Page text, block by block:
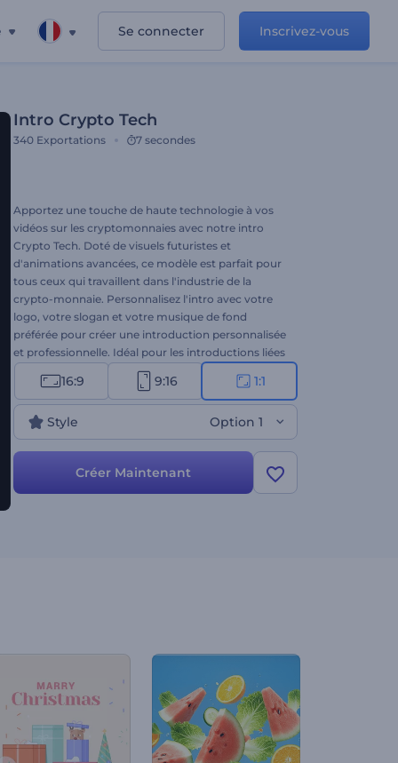
Se connecter Inscrivez-vous
Intro Crypto Tech
340 Exportations 7 secondes
Apportez une touche de haute technologie à vos
vidéos sur les cryptomonnaies avec notre intro
Crypto Tech. Doté de visuels futuristes et
d'animations avancées, ce modèle est parfait pour
tous ceux qui travaillent dans l'industrie de la
crypto-monnaie. Personnalisez l'intro avec votre
logo, votre slogan et votre musique de fond
préférée pour créer une introduction personnalisée
et professionnelle. Idéal pour les introductions liées
aux crypto-monnaies, les projets de blockchain, les
annonces d'ICO, les ouvertures de présentations
techniques, et bien plus encore. Créez une
introduction impressionnante dès aujourd'hui !
16:9 9:16 1:1
Style Option 1
Créer Maintenant